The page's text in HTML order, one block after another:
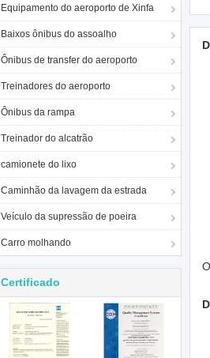
Equipamento do aeroporto de Xinfa
Baixos ônibus do assoalho
Ônibus de transfer do aeroporto
Treinadores do aeroporto
Ônibus da rampa
Treinador do alcatrão
camionete do lixo
Caminhão da lavagem da estrada
Veículo da supressão de poeira
Carro molhando
Certificado